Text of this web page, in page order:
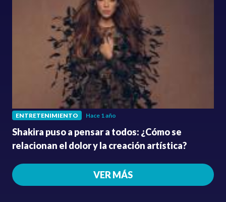
ENTRETENIMIENTO Hace 1 año
Shakira puso a pensar a todos: ¿Cómo se
relacionan el dolor y la creación artística?
VER MÁS